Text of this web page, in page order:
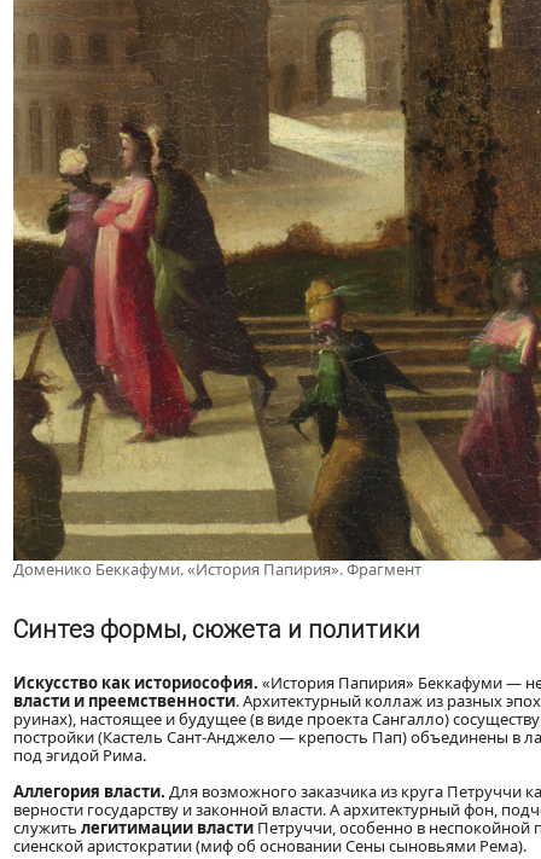
Доменико Беккафуми. «История Папирия». Фрагмент
Синтез формы, сюжета и политики
Искусство как историософия. «История Папирия» Беккафуми —
власти и преемственности. Архитектурный коллаж из разных
руинах), настоящее и будущее (в виде проекта Сангалло)
постройки (Кастель Сант-Анджело — крепость Пап) объединены в
под эгидой Рима.
Аллегория власти. Для возможного заказчика из круга Петруччи
верности государству и законной власти. А архитектурный фон,
служить легитимации власти Петруччи, особенно в
сиенской аристократии (миф об основании Сены сыновьями Рема).